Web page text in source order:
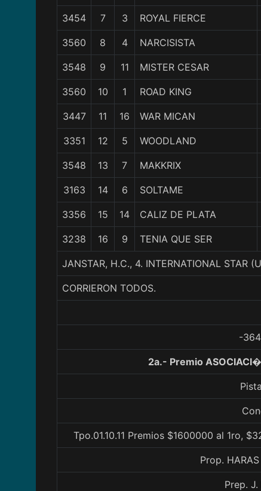
3454 7 3 ROYAL FIERCE
3560 8 4 NARCISISTA
3548 9 11 MISTER CESAR
3560 10 1 ROAD KING
3447 11 16 WAR MICAN
3351 12 5 WOODLAND
3548 13 7 MAKKRIX
3163 14 6 SOLTAME
3356 15 14 CALIZ DE PLATA
3238 16 9 TENIA QUE SER
JANSTAR, H.C., 4. INTERNATIONAL STAR
CORRIERON TODOS.
-
2a.- Premio
Tpo.01.10.11 Premios $1600000 al 1ro,
Prop.
Prep. J.